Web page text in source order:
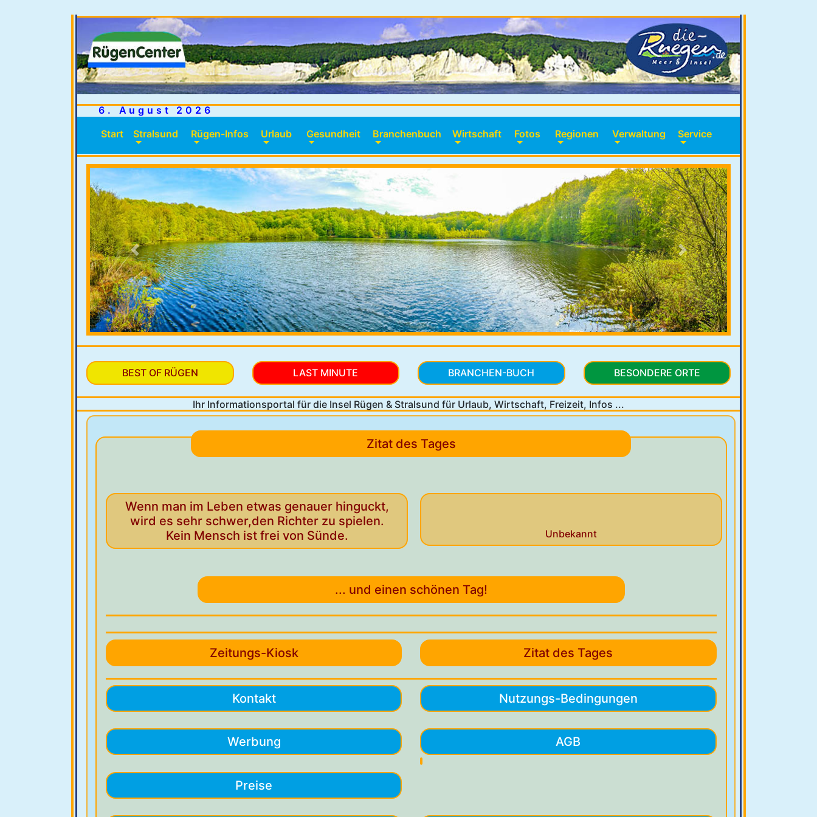
6. August 2026
Start (current)
Stralsund Rügen-Infos Urlaub Gesundheit Branchenbuch Wirtschaft Fotos Regionen Verwaltung Service
Previous Next
BEST OF RÜGEN LAST MINUTE BRANCHEN-BUCH BESONDERE ORTE
Ihr Informationsportal für die Insel Rügen & Stralsund für Urlaub, Wirtschaft, Freizeit, Infos ...
Zitat des Tages
Wenn man im Leben etwas genauer hinguckt,
wird es sehr schwer,den Richter zu spielen.
Kein Mensch ist frei von Sünde.
Unbekannt
... und einen schönen Tag!
Zeitungs-Kiosk Zitat des Tages
Kontakt Nutzungs-Bedingungen
Werbung AGB
Preise